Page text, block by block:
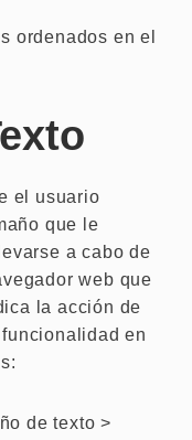
ordenados en el
el usuario
que le
a cabo de
web que
la acción de
en
de texto >